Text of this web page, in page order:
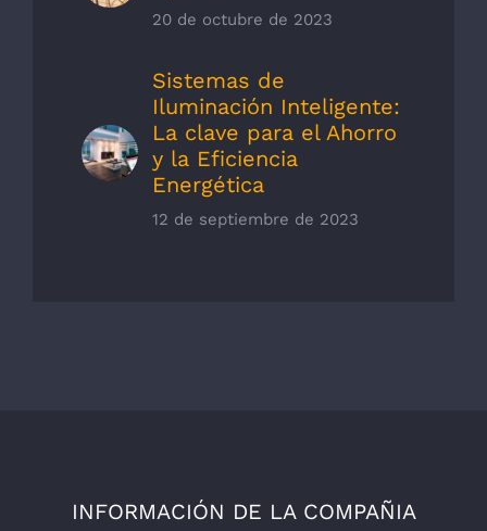
20 de octubre de 2023
Sistemas de
Iluminación Inteligente:
La clave para el Ahorro
y la Eficiencia
Energética
12 de septiembre de 2023
INFORMACIÓN DE LA COMPAÑIA